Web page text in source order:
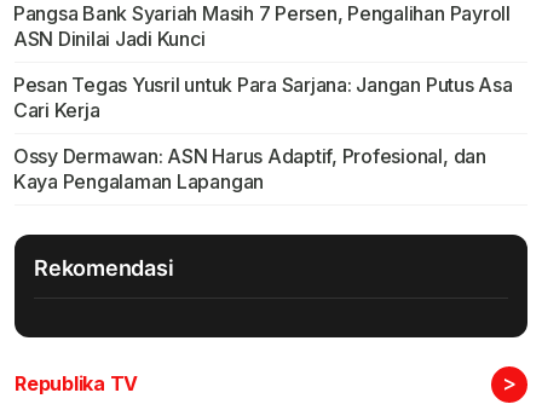
Pangsa Bank Syariah Masih 7 Persen, Pengalihan Payroll
ASN Dinilai Jadi Kunci
Pesan Tegas Yusril untuk Para Sarjana: Jangan Putus Asa
Cari Kerja
Ossy Dermawan: ASN Harus Adaptif, Profesional, dan
Kaya Pengalaman Lapangan
Rekomendasi
Republika TV >